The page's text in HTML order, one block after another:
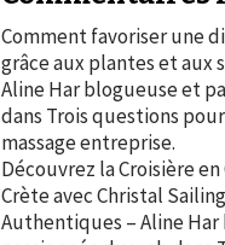
Comment favoriser une
grâce aux plantes et aux
Aline Har blogueuse et
dans Trois questions
massage entreprise.
Découvrez la Croisière
Crète avec Christal
Authentiques – Aline